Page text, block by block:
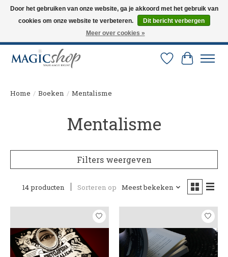
Altijd de nieuwste trucs op voorraad. Snelle verzending via PostNL en DHL.
Langskomen in onze winkel? Bel of mail om een afspraak te maken. 0251-
Verlanglijst
Home / Boeken / Mentalisme
Mentalisme
Filters weergeven
14 producten Sorteren op Meest bekeken
Door het gebruiken van onze website, ga je akkoord met het gebruik van
cookies om onze website te verbeteren.
Dit bericht verbergen
Meer over cookies »